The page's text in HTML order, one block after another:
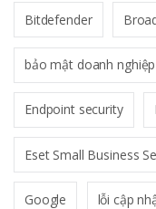
Bitdefender
bảo mật doanh nghiệp
Endpoint security
Eset Small Business
Google lỗi cập